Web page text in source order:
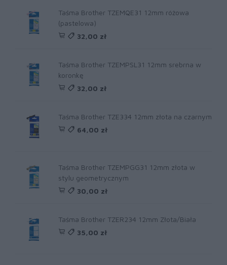
Taśma Brother TZEMQE31 12mm różowa
(pastelowa)
32,00 zł
Taśma Brother TZEMPSL31 12mm srebrna w
koronkę
32,00 zł
Taśma Brother TZE334 12mm złota na czarnym
64,00 zł
Taśma Brother TZEMPGG31 12mm złota w
stylu geometrycznym
30,00 zł
Taśma Brother TZER234 12mm Złota/Biała
35,00 zł